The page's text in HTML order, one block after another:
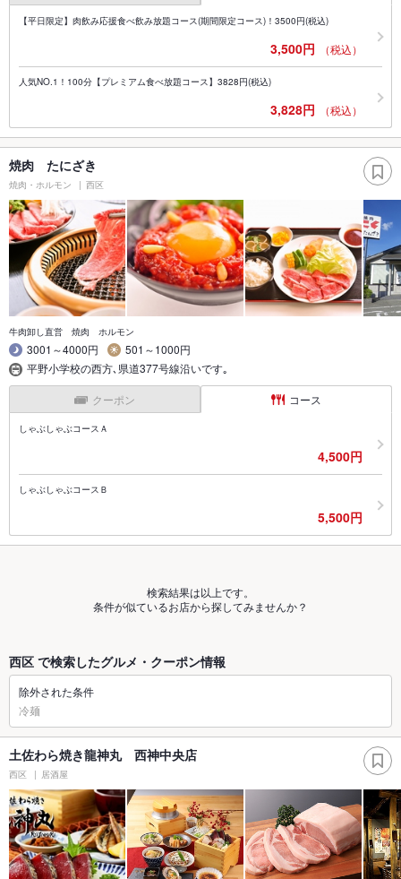
【平日限定】肉飲み応援食べ飲み放題コース(期間限定コース)！3500円(税込)
3,500円 （税込）
人気NO.1！100分【プレミアム食べ放題コース】3828円(税込)
3,828円 （税込）
焼肉 たにざき
焼肉・ホルモン 西区
牛肉卸し直営 焼肉 ホルモン
3001～4000円
501～1000円
平野小学校の西方､県道377号線沿いです｡
クーポン コース
しゃぶしゃぶコースＡ
4,500円
しゃぶしゃぶコースＢ
5,500円
検索結果は以上です。
条件が似ているお店から探してみませんか？
西区 で検索したグルメ・クーポン情報
除外された条件
冷麺
土佐わら焼き龍神丸 西神中央店
西区 居酒屋